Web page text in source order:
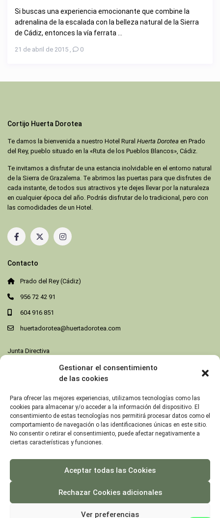
Gestionar el consentimiento
de las cookies
Para ofrecer las mejores experiencias, utilizamos tecnologías como las
cookies para almacenar y/o acceder a la información del dispositivo. El
consentimiento de estas tecnologías nos permitirá procesar datos como el
comportamiento de navegación o las identificaciones únicas en este sitio.
No consentir o retirar el consentimiento, puede afectar negativamente a
ciertas características y funciones.
Aceptar todas las Cookies
Rechazar Cookies adicionales
Ver preferencias
Si buscas una experiencia emocionante que combine la
adrenalina de la escalada con la belleza natural de la Sierra
de Cádiz, entonces la vía ferrata ...
21 de abril de 2015 , 0
Cortijo Huerta Dorotea
Te damos la bienvenida a nuestro Hotel RuralHuerta Doroteaen Prado
del Rey, pueblo situado en la «Ruta de los Pueblos Blancos», Cádiz.
Te invitamos a disfrutar de una estancia inolvidable en el entorno natural
de la Sierra de Grazalema. Te abrimos las puertas para que disfrutes de
cada instante, de todos sus atractivos y te dejes llevar por la naturaleza
en cualquier época del año. Podrás disfrutar de lo tradicional, pero con
las comodidades de un Hotel.
Contacto
Prado del Rey (Cádiz)
956 72 42 91
604 916 851
huertadorotea@huertadorotea.com
Junta Directiva
Prado del Rey
/noche
Cabaña Taramilla – 2 Personas
/noche
© Copyright 2024 | Cortijo Huerta Dorotea. Todos los derechos